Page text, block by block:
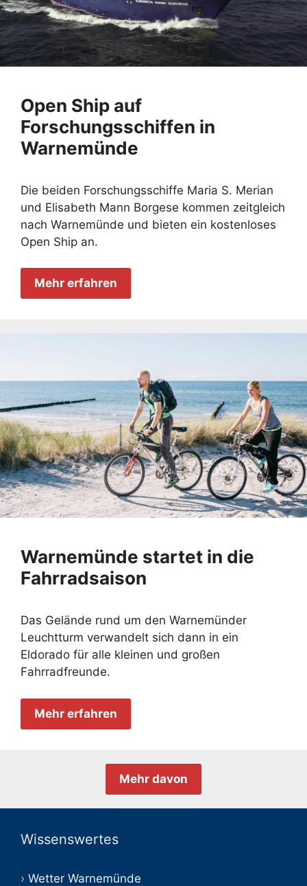
Open Ship auf
Forschungsschiffen in
Warnemünde
Die beiden Forschungsschiffe Maria S. Merian
und Elisabeth Mann Borgese kommen zeitgleich
nach Warnemünde und bieten ein kostenloses
Open Ship an.
Mehr erfahren
Warnemünde startet in die
Fahrradsaison
Das Gelände rund um den Warnemünder
Leuchtturm verwandelt sich dann in ein
Eldorado für alle kleinen und großen
Fahrradfreunde.
Mehr erfahren
Mehr davon
Wissenswertes
Wetter Warnemünde